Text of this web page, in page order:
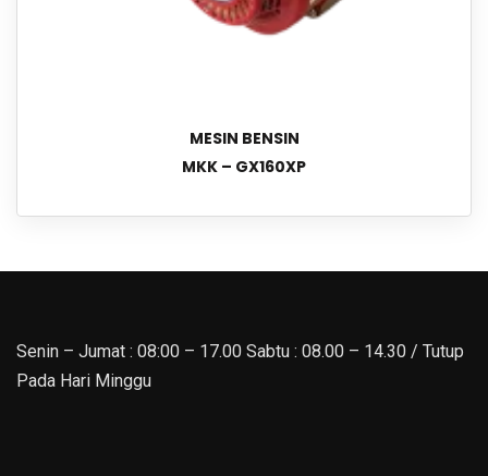
MESIN BENSIN
MKK – GX160XP
Senin – Jumat : 08:00 – 17.00 Sabtu : 08.00 – 14.30 / Tutup
Pada Hari Minggu